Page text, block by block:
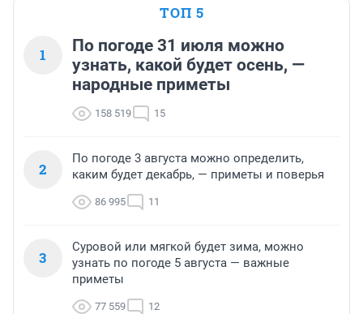
ТОП 5
1
По погоде 31 июля можно
узнать, какой будет осень, —
народные приметы
158 519 15
2
По погоде 3 августа можно определить,
каким будет декабрь, — приметы и поверья
86 995 11
3
Суровой или мягкой будет зима, можно
узнать по погоде 5 августа — важные
приметы
77 559 12